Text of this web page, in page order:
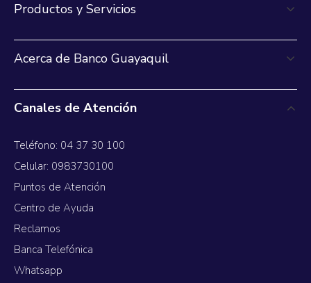
Productos y Servicios
Acerca de Banco Guayaquil
Canales de Atención
Teléfono: 04 37 30 100
Celular: 0983730100
Puntos de Atención
Centro de Ayuda
Reclamos
Banca Telefónica
Whatsapp